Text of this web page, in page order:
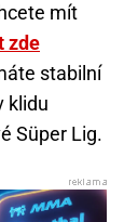
mít
zde
stabilní
klidu
Süper Lig.